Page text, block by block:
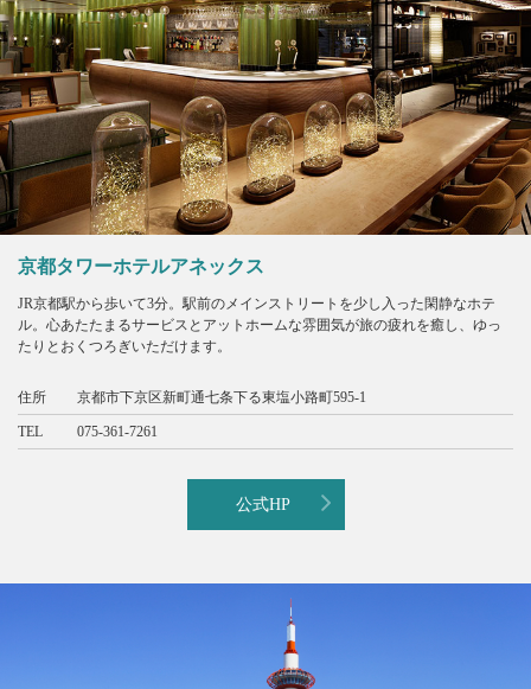
京都タワーホテルアネックス
JR京都駅から歩いて3分。駅前のメインストリートを少し入った閑静なホテ
ル。心あたたまるサービスとアットホームな雰囲気が旅の疲れを癒し、ゆっ
たりとおくつろぎいただけます。
住所 京都市下京区新町通七条下る東塩小路町595-1
TEL 075-361-7261
公式HP